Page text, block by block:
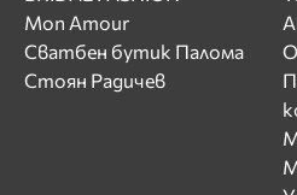
Mon Amour
Сватбен бутик Палома
Стоян Радичев